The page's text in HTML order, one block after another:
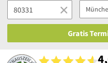
Gratis